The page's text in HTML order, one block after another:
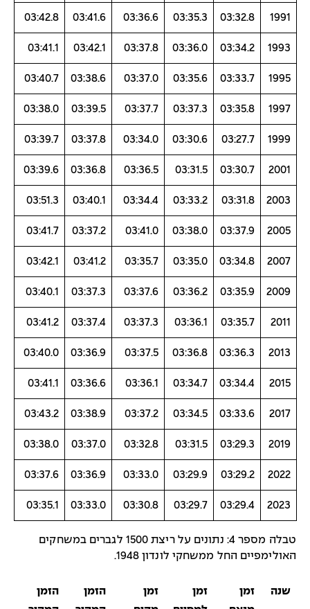
1991
03:32.8
03:35.3
03:36.6
03:41.6
03:42.8
1993
03:34.2
03:36.0
03:37.8
03:42.1
03:41.1
1995
03:33.7
03:35.6
03:37.0
03:38.6
03:40.7
1997
03:35.8
03:37.3
03:37.7
03:39.5
03:38.0
1999
03:27.7
03:30.6
03:34.0
03:37.8
03:39.7
2001
03:30.7
03:31.5
03:36.5
03:36.8
03:39.6
2003
03:31.8
03:33.2
03:34.4
03:40.1
03:51.3
2005
03:37.9
03:38.0
03:41.0
03:37.2
03:41.7
2007
03:34.8
03:35.0
03:35.7
03:41.2
03:42.1
2009
03:35.9
03:36.2
03:37.6
03:37.3
03:40.1
2011
03:35.7
03:36.1
03:37.3
03:37.4
03:41.2
2013
03:36.3
03:36.8
03:37.5
03:36.9
03:40.0
2015
03:34.4
03:34.7
03:36.1
03:36.6
03:41.1
2017
03:33.6
03:34.5
03:37.2
03:38.9
03:43.2
2019
03:29.3
03:31.5
03:32.8
03:37.0
03:38.0
2022
03:29.2
03:29.9
03:33.0
03:36.9
03:37.6
2023
03:29.4
03:29.7
03:30.8
03:33.0
03:35.1
טבלה מספר 4: נתונים על ריצת 1500 לגברים במשחקים
האולימפיים החל ממשחקי לונדון 1948.
שנה
זמן
זמן
זמן
הזמן
הזמן